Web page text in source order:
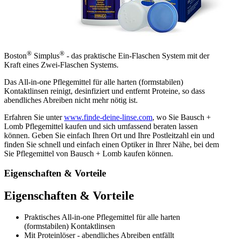
Boston® Simplus® - das praktische Ein-Flaschen System mit der
Kraft eines Zwei-Flaschen Systems.
Das All-in-one Pflegemittel für alle harten (formstabilen)
Kontaktlinsen reinigt, desinfiziert und entfernt Proteine, so dass
abendliches Abreiben nicht mehr nötig ist.
Erfahren Sie unterwww.finde-deine-linse.com, wo Sie Bausch +
Lomb Pflegemittel kaufen und sich umfassend beraten lassen
können. Geben Sie einfach Ihren Ort und Ihre Postleitzahl ein und
finden Sie schnell und einfach einen Optiker in Ihrer Nähe, bei dem
Sie Pflegemittel von Bausch + Lomb kaufen können.
Eigenschaften & Vorteile
Eigenschaften & Vorteile
Praktisches All-in-one Pflegemittel für alle harten
(formstabilen) Kontaktlinsen
Mit Proteinlöser - abendliches Abreiben entfällt